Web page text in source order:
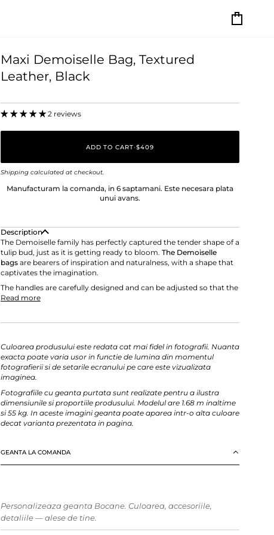
Maxi Demoiselle Bag, Textured
Leather, Black
2 reviews
ADD TO CART•$409
Shippingcalculated at checkout.
Manufacturam la comanda, in 6 saptamani. Este necesara plata
unui avans.
Description
The Demoiselle family has perfectly captured the tender shape of a
tulip bud, just as it is getting ready to bloom. The Demoiselle
bagsare bearers of inspiration and naturalness, with a shape that
captivates the imagination.
The handles are carefully designed and can be adjusted so that the
Read more
Culoarea produsului este redata cat mai fidel in fotografii. Nuanta
exacta poate varia usor in functie de lumina din momentul
fotografierii si de setarile ecranului pe care este vizualizata
imaginea.
Fotografiile cu geanta purtata sunt realizate pentru a ilustra
dimensiunile si proportiile produsului. Modelul are 1.68 m inaltime
si 55 kg. In aceste imagini geanta poate aparea intr-o alta culoare
decat varianta prezentata in pagina.
GEANTA LA COMANDA
Personalizeaza geanta Bocane. Culoarea, accesoriile,
detaliile — alese de tine.